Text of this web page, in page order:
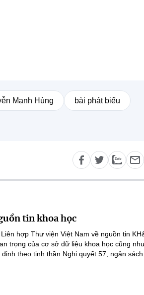
Mạnh Hùng bài phát biểu
tin khoa học
hợp Thư viện Việt Nam về nguồn tin
trọng của cơ sở dữ liệu khoa học cũng
theo tinh thần Nghị quyết 57, ngân